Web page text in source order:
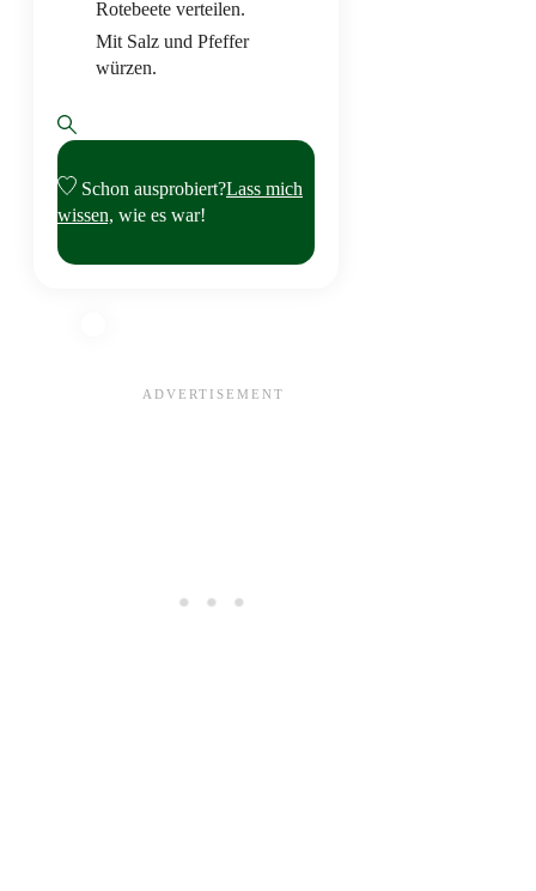
Rotebeete verteilen.
Mit Salz und Pfeffer
würzen.
Schon ausprobiert?Lass mich
wissen, wie es war!